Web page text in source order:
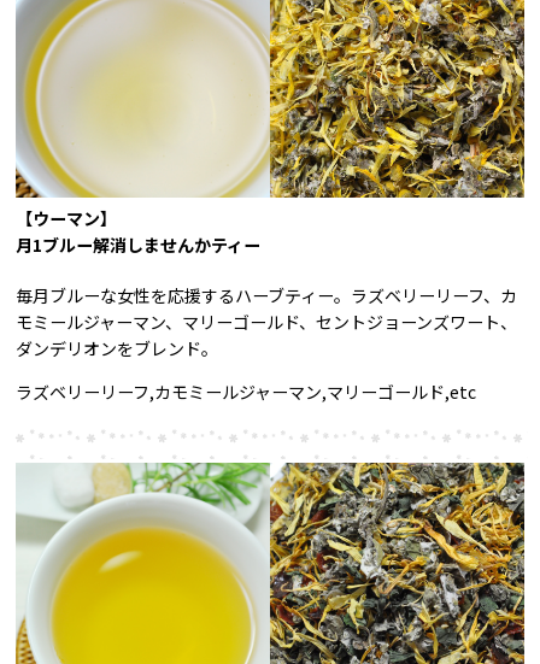
【ウーマン】
月1ブルー解消しませんかティー
毎月ブルーな女性を応援するハーブティー。ラズベリーリーフ、カ
モミールジャーマン、マリーゴールド、セントジョーンズワート、
ダンデリオンをブレンド。
ラズベリーリーフ,カモミールジャーマン,マリーゴールド,etc